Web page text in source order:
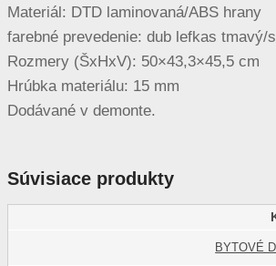
Materiál: DTD laminovaná/ABS hrany
farebné prevedenie: dub lefkas tmavý/
Rozmery (ŠxHxV): 50×43,3×45,5 cm
Hrúbka materiálu: 15 mm
Dodávané v demonte.
Súvisiace produkty
BYTOVÉ